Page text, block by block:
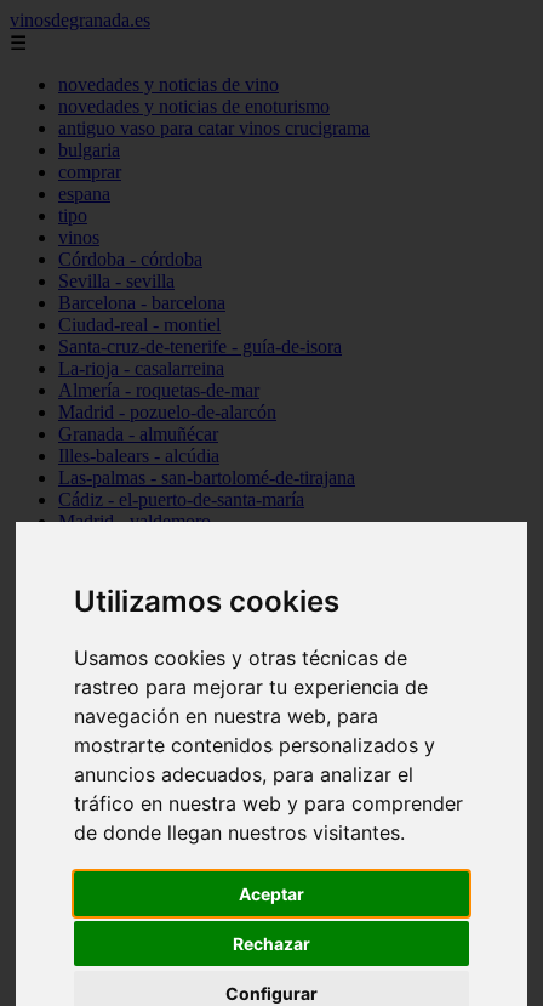
Utilizamos cookies
Usamos cookies y otras técnicas de
rastreo para mejorar tu experiencia de
navegación en nuestra web, para
mostrarte contenidos personalizados y
anuncios adecuados, para analizar el
tráfico en nuestra web y para comprender
de donde llegan nuestros visitantes.
Aceptar
Rechazar
Configurar
vinosdegranada.es
☰
novedades y noticias de vino
novedades y noticias de enoturismo
antiguo vaso para catar vinos crucigrama
bulgaria
comprar
espana
tipo
vinos
Córdoba - córdoba
Sevilla - sevilla
Barcelona - barcelona
Ciudad-real - montiel
Santa-cruz-de-tenerife - guía-de-isora
La-rioja - casalarreina
Almería - roquetas-de-mar
Madrid - pozuelo-de-alarcón
Granada - almuñécar
Illes-balears - alcúdia
Las-palmas - san-bartolomé-de-tirajana
Cádiz - el-puerto-de-santa-maría
Madrid - valdemoro
Cantabria - suances
Sevilla - bormujos
Málaga - júzcar
Huesca - alquézar
Huesca - castejón-de-sos
Lleida - alt-àneu
Córdoba - almedinilla
Navarra - zangoza
Cantabria - arenas-de-iguña
Barcelona - la-pobla-de-lillet
Murcia - cartagena
Madrid - nuevo-baztán